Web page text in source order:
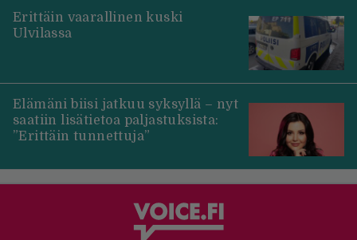
Erittäin vaarallinen kuski
Ulvilassa
Elämäni biisi jatkuu syksyllä – nyt
saatiin lisätietoa paljastuksista:
”Erittäin tunnettuja”